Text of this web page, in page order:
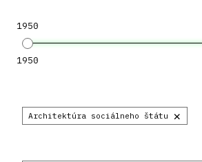
1950
1950
Architektúra sociálneho štátu ×